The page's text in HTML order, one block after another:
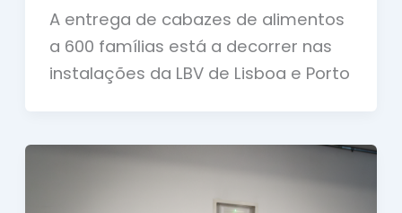
A entrega de cabazes de alimentos
a 600 famílias está a decorrer nas
instalações da LBV de Lisboa e Porto